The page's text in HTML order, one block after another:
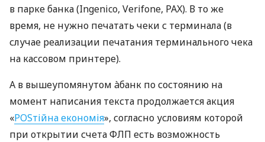
в парке банка (Ingenico, Verifone, PAX). В то же
время, не нужно печатать чеки с терминала (в
случае реализации печатания терминального чека
на кассовом принтере).
А в вышеупомянутом àбанк по состоянию на
момент написания текста продолжается акция
«POSтійна економія», согласно условиям которой
при открытии счета ФЛП есть возможность